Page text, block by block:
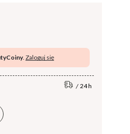
. Zaloguj się
24 h